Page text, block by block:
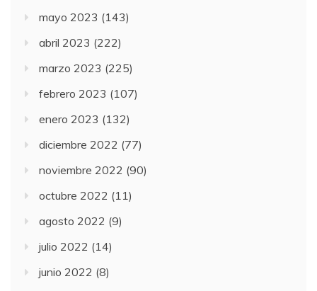
mayo 2023 (143)
abril 2023 (222)
marzo 2023 (225)
febrero 2023 (107)
enero 2023 (132)
diciembre 2022 (77)
noviembre 2022 (90)
octubre 2022 (11)
agosto 2022 (9)
julio 2022 (14)
junio 2022 (8)